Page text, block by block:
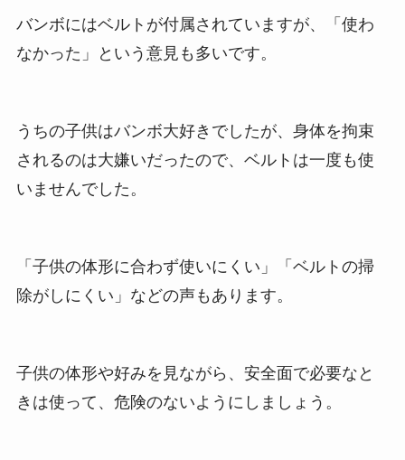
バンボにはベルトが付属されていますが、「使わ
なかった」という意見も多いです。
うちの子供はバンボ大好きでしたが、身体を拘束
されるのは大嫌いだったので、ベルトは一度も使
いませんでした。
「子供の体形に合わず使いにくい」「ベルトの掃
除がしにくい」などの声もあります。
子供の体形や好みを見ながら、安全面で必要なと
きは使って、危険のないようにしましょう。